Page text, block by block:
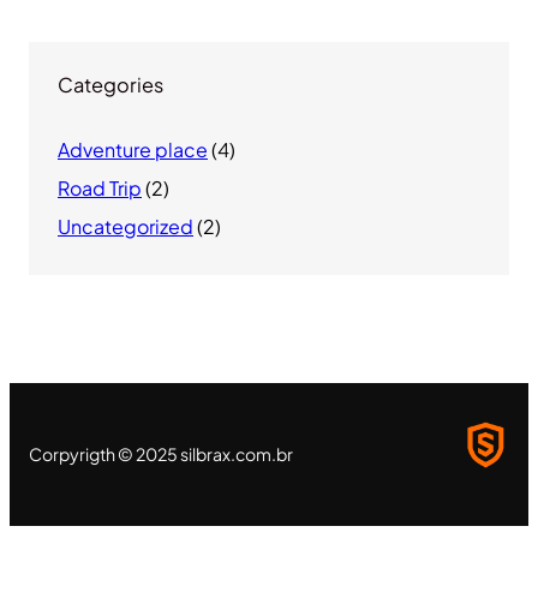
Categories
Adventure place(4)
Road Trip(2)
Uncategorized(2)
Corpyrigth © 2025 silbrax.com.br